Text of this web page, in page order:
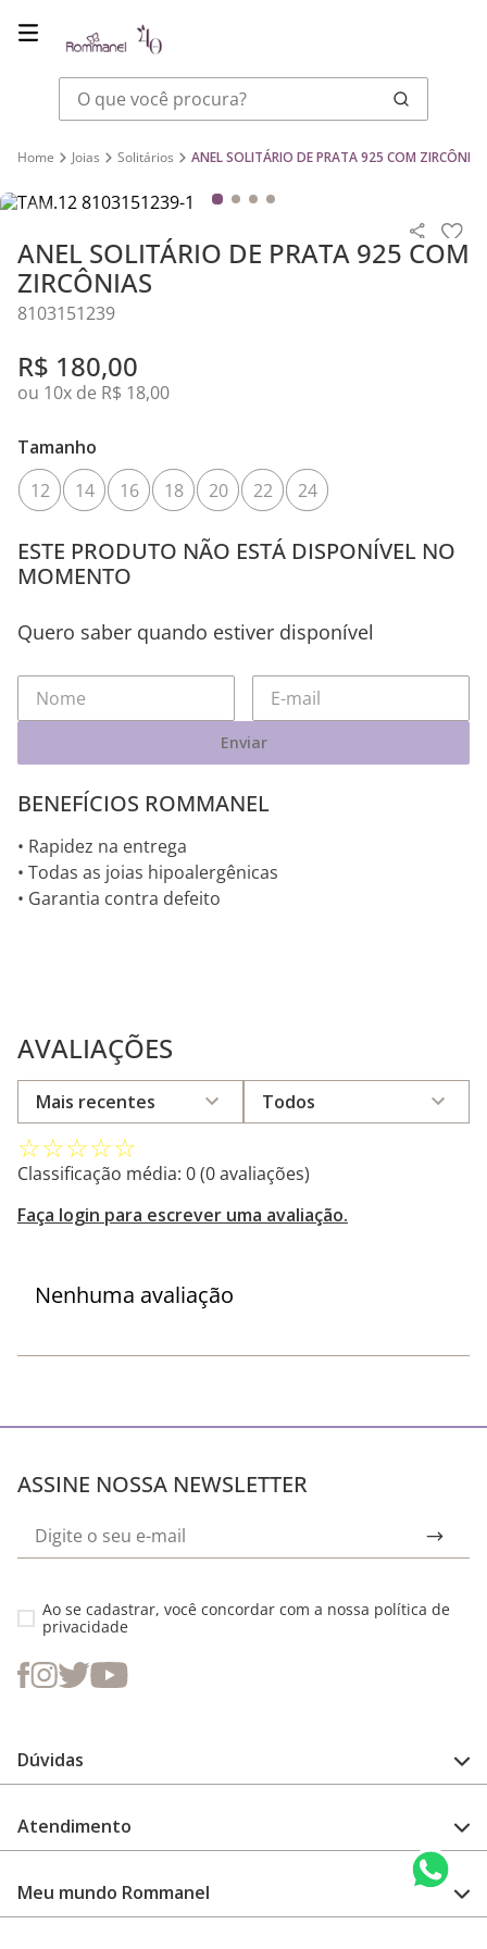
O que você procura?
Joias Solitários ANEL SOLITÁRIO DE PRATA 925 COM ZIRCÔNIAS
ANEL SOLITÁRIO DE PRATA 925 COM
ZIRCÔNIAS
8103151239
R$ 180,00
ou 10x de R$ 18,00
Tamanho
12
14 16 18 20 22 24
ESTE PRODUTO NÃO ESTÁ DISPONÍVEL NO
MOMENTO
Quero saber quando estiver disponível
Enviar
BENEFÍCIOS ROMMANEL
• Rapidez na entrega
• Todas as joias hipoalergênicas
• Garantia contra defeito
AVALIAÇÕES
☆☆☆☆☆
Classificação média: 0(0 avaliações)
Faça login para escrever uma avaliação.
Mais recentes Todos
Nenhuma avaliação
ASSINE NOSSA NEWSLETTER
Ao se cadastrar, você concordar com a nossa política de
privacidade
Dúvidas
Guia de medidas
Como configurar meu relógio
Garantia
Atendimento
Encontre uma loja
Meu mundo Rommanel